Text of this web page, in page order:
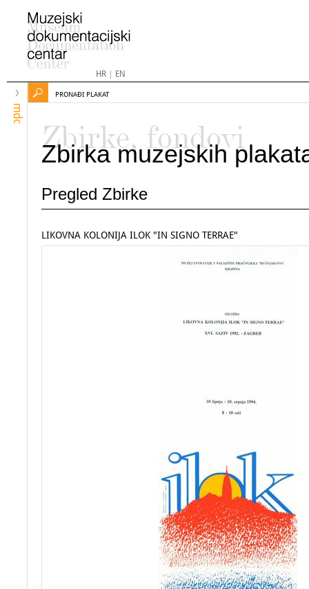
HR| EN
mdc
PRONAĐI PLAKAT
Zbirke, fondovi
Zbirka muzejskih
Pregled Zbirke
LIKOVNA KOLONIJA ILOK "IN SIGNO TERRAE"